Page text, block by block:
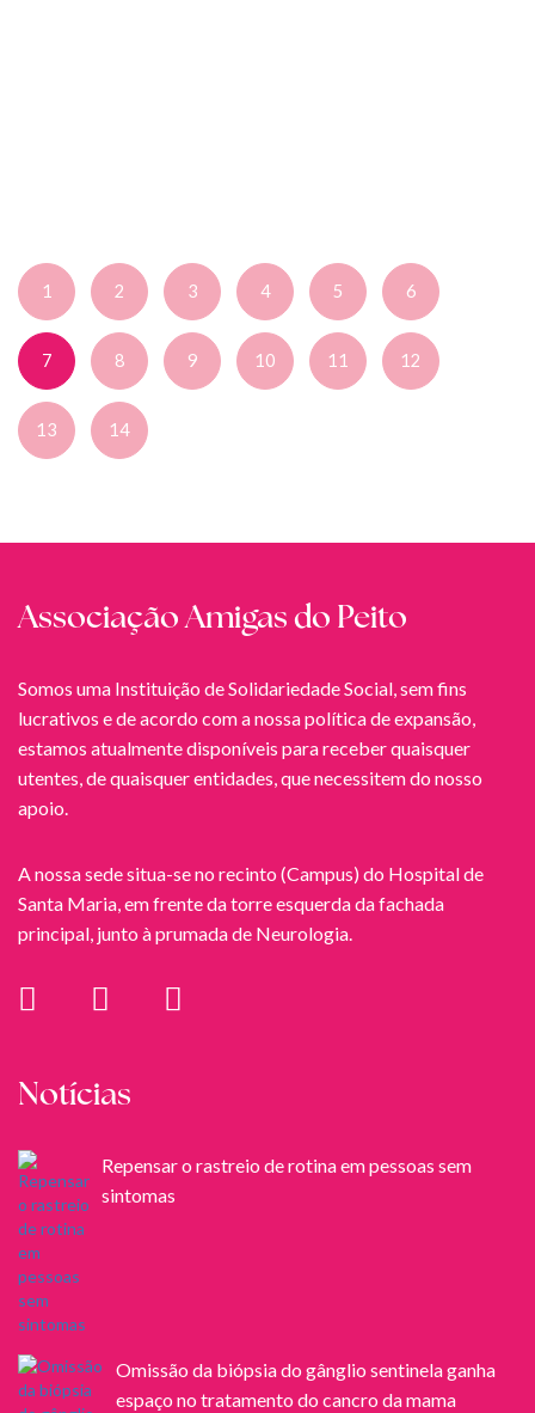
de 42 Anos?
2025-08-06
1 2 3 4 5 6
7 8 9 10 11 12
13 14
Associação Amigas do Peito
Somos uma Instituição de Solidariedade Social, sem fins
lucrativos e de acordo com a nossa política de expansão,
estamos atualmente disponíveis para receber quaisquer
utentes, de quaisquer entidades, que necessitem do nosso
apoio.
A nossa sede situa-se no recinto (Campus) do Hospital de
Santa Maria, em frente da torre esquerda da fachada
principal, junto à prumada de Neurologia.
Notícias
Repensar o rastreio de rotina em pessoas sem
sintomas
Omissão da biópsia do gânglio sentinela ganha
espaço no tratamento do cancro da mama